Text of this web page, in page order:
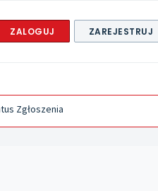
ZALOGUJ ZAREJESTRUJ
Zgłoszenia